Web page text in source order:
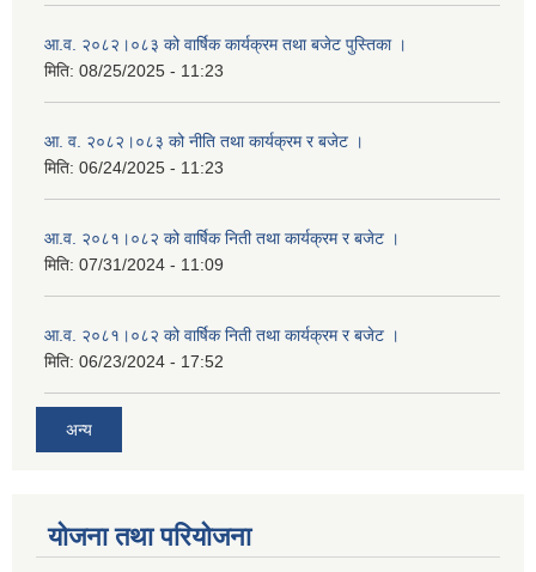
आ.व. २०८२।०८३ को वार्षिक कार्यक्रम तथा बजेट पुस्तिका ।
मिति: 08/25/2025 - 11:23
आ. व. २०८२।०८३ को नीति तथा कार्यक्रम र बजेट ।
मिति: 06/24/2025 - 11:23
आ.व. २०८१।०८२ को वार्षिक निती तथा कार्यक्रम र बजेट ।
मिति: 07/31/2024 - 11:09
आ.व. २०८१।०८२ को वार्षिक निती तथा कार्यक्रम र बजेट ।
मिति: 06/23/2024 - 17:52
अन्य
योजना तथा परियोजना